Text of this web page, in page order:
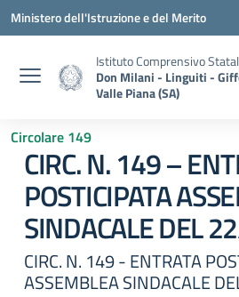
Vai ai contenuti
Vai al menu di navigazione
Vai al footer
Ministero dell'Istruzione e del Merito
Istituto Comprensivo
Don Milani - Linguiti -
Valle Piana (SA)
Circolare 149
CIRC. N. 149 –
POSTICIPATA
SINDACALE DEL
CIRC. N. 149 - ENTRATA
ASSEMBLEA SINDACALE